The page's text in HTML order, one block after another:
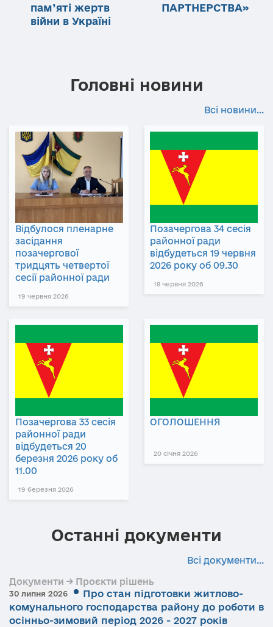
пам’яті жертв
війни в Україні
ПАРТНЕРСТВА»
Головні новини
Всі новини...
Відбулося пленарне
засідання
позачергової
тридцять четвертої
сесії районної ради
19 червня 2026
Позачергова 34 сесія
районної ради
відбудеться 19 червня
2026 року об 09.30
18 червня 2026
Позачергова 33 сесія
районної ради
відбудеться 20
березня 2026 року об
11.00
19 березня 2026
ОГОЛОШЕННЯ
20 січня 2026
Останні документи
Всі документи...
Документи → Проєкти рішень
30 липня 2026
Про стан підготовки житлово-
комунального господарства району до роботи в
осінньо-зимовий період 2026 - 2027 років